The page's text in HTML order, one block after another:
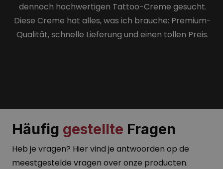
dennoch hochwertigen Tattoo-Creme gesucht.
Diese Creme hat alles, was ich brauche: Premium-
Qualität, schnelle Lieferung und einen tollen Preis.
Häufig gestellte Fragen
Heb je vragen? Hier vind je antwoorden op de
meestgestelde vragen over onze producten.